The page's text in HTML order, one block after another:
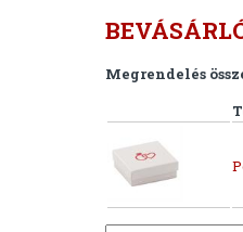
Megrendelés